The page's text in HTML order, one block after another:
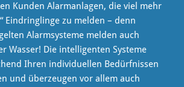
Kunden Alarmanlagen, die viel mehr
Eindringlinge zu melden – denn
Alarmsysteme melden auch
Wasser! Die intelligenten Systeme
Ihren individuellen Bedürfnissen
und überzeugen vor allem auch